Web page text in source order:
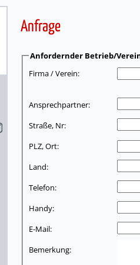
Anfrage
Anfordernder Betrieb/
Firma / Verein:
Ansprechpartner:
Straße, Nr:
PLZ, Ort:
Land:
Telefon:
Handy:
E-Mail:
Bemerkung: